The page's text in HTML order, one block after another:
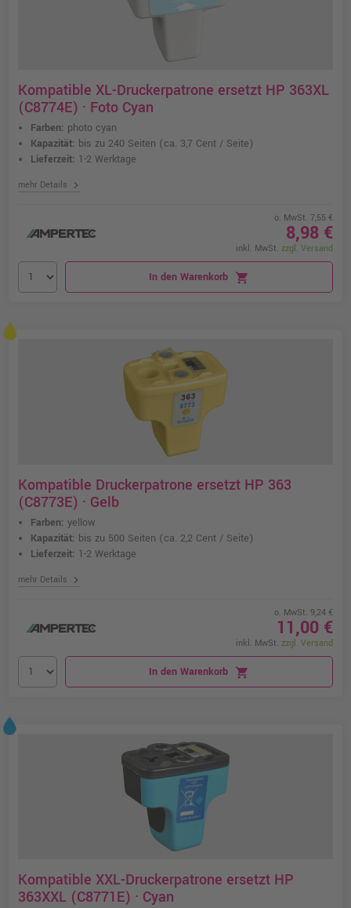
Kompatible XL-Druckerpatrone ersetzt HP 363XL
(C8774E) · Foto Cyan
Farben: photo cyan
Kapazität: bis zu 240 Seiten (ca. 3,7 Cent / Seite)
Lieferzeit: 1-2 Werktage
mehr Details chevron_right
o. MwSt. 7,55 €
8,98 €
inkl. MwSt. zzgl. Versand
In den Warenkorb shopping_cart
Kompatible Druckerpatrone ersetzt HP 363
(C8773E) · Gelb
Farben: yellow
Kapazität: bis zu 500 Seiten (ca. 2,2 Cent / Seite)
Lieferzeit: 1-2 Werktage
mehr Details chevron_right
o. MwSt. 9,24 €
11,00 €
inkl. MwSt. zzgl. Versand
In den Warenkorb shopping_cart
Kompatible XXL-Druckerpatrone ersetzt HP
363XXL (C8771E) · Cyan